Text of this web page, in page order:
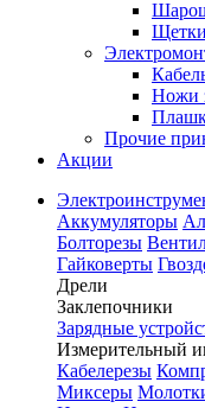
Щетки
Ножи
Прочие
Акции
Аккумуляторы
Болторезы
Гайковерты
Дрели
Заклепочники
Зарядные
Измерительный
Кабелерезы
Миксеры